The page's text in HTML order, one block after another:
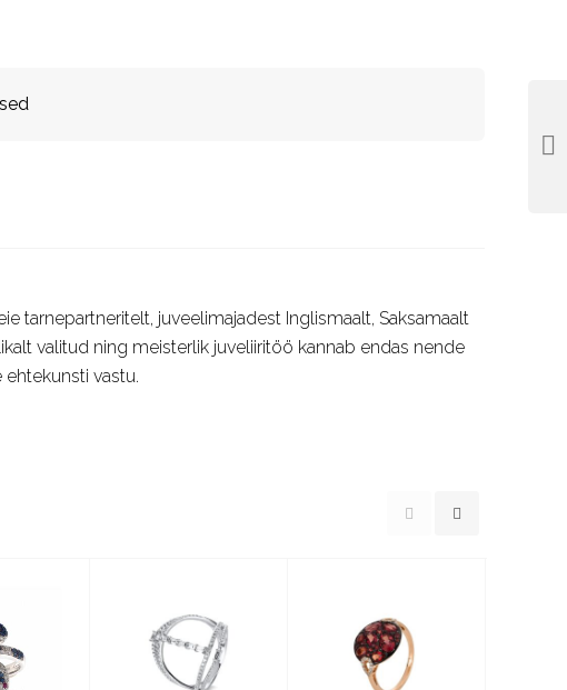
tarnepartneritelt, juveelimajadest Inglismaalt, Saksamaalt
valitud ning meisterlik juveliiritöö kannab endas nende
vastu.